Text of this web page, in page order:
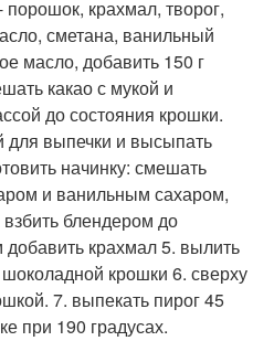
порошок, крахмал, творог,
сметана, ванильный
масло, добавить 150 г
какао с мукой и
до состояния крошки.
для выпечки и высыпать
начинку: смешать
и ванильным сахаром,
блендером до
крахмал 5. вылить
крошки 6. сверху
7. выпекать пирог 45
при 190 градусах.